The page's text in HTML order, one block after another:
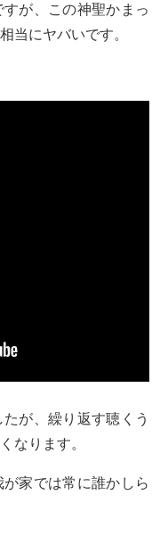
が、この神聖かまっ
当にヤバいです。
が、繰り返す聴くう
なります。
家では常に誰かしら